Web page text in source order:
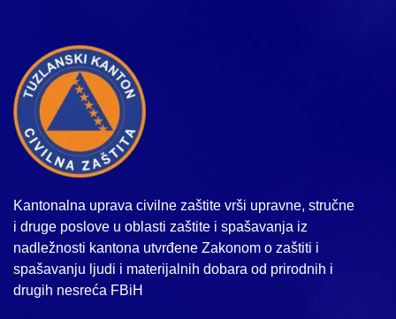
Kantonalna uprava civilne zaštite vrši upravne, stručne
i druge poslove u oblasti zaštite i spašavanja iz
nadležnosti kantona utvrđene Zakonom o zaštiti i
spašavanju ljudi i materijalnih dobara od prirodnih i
drugih nesreća FBiH